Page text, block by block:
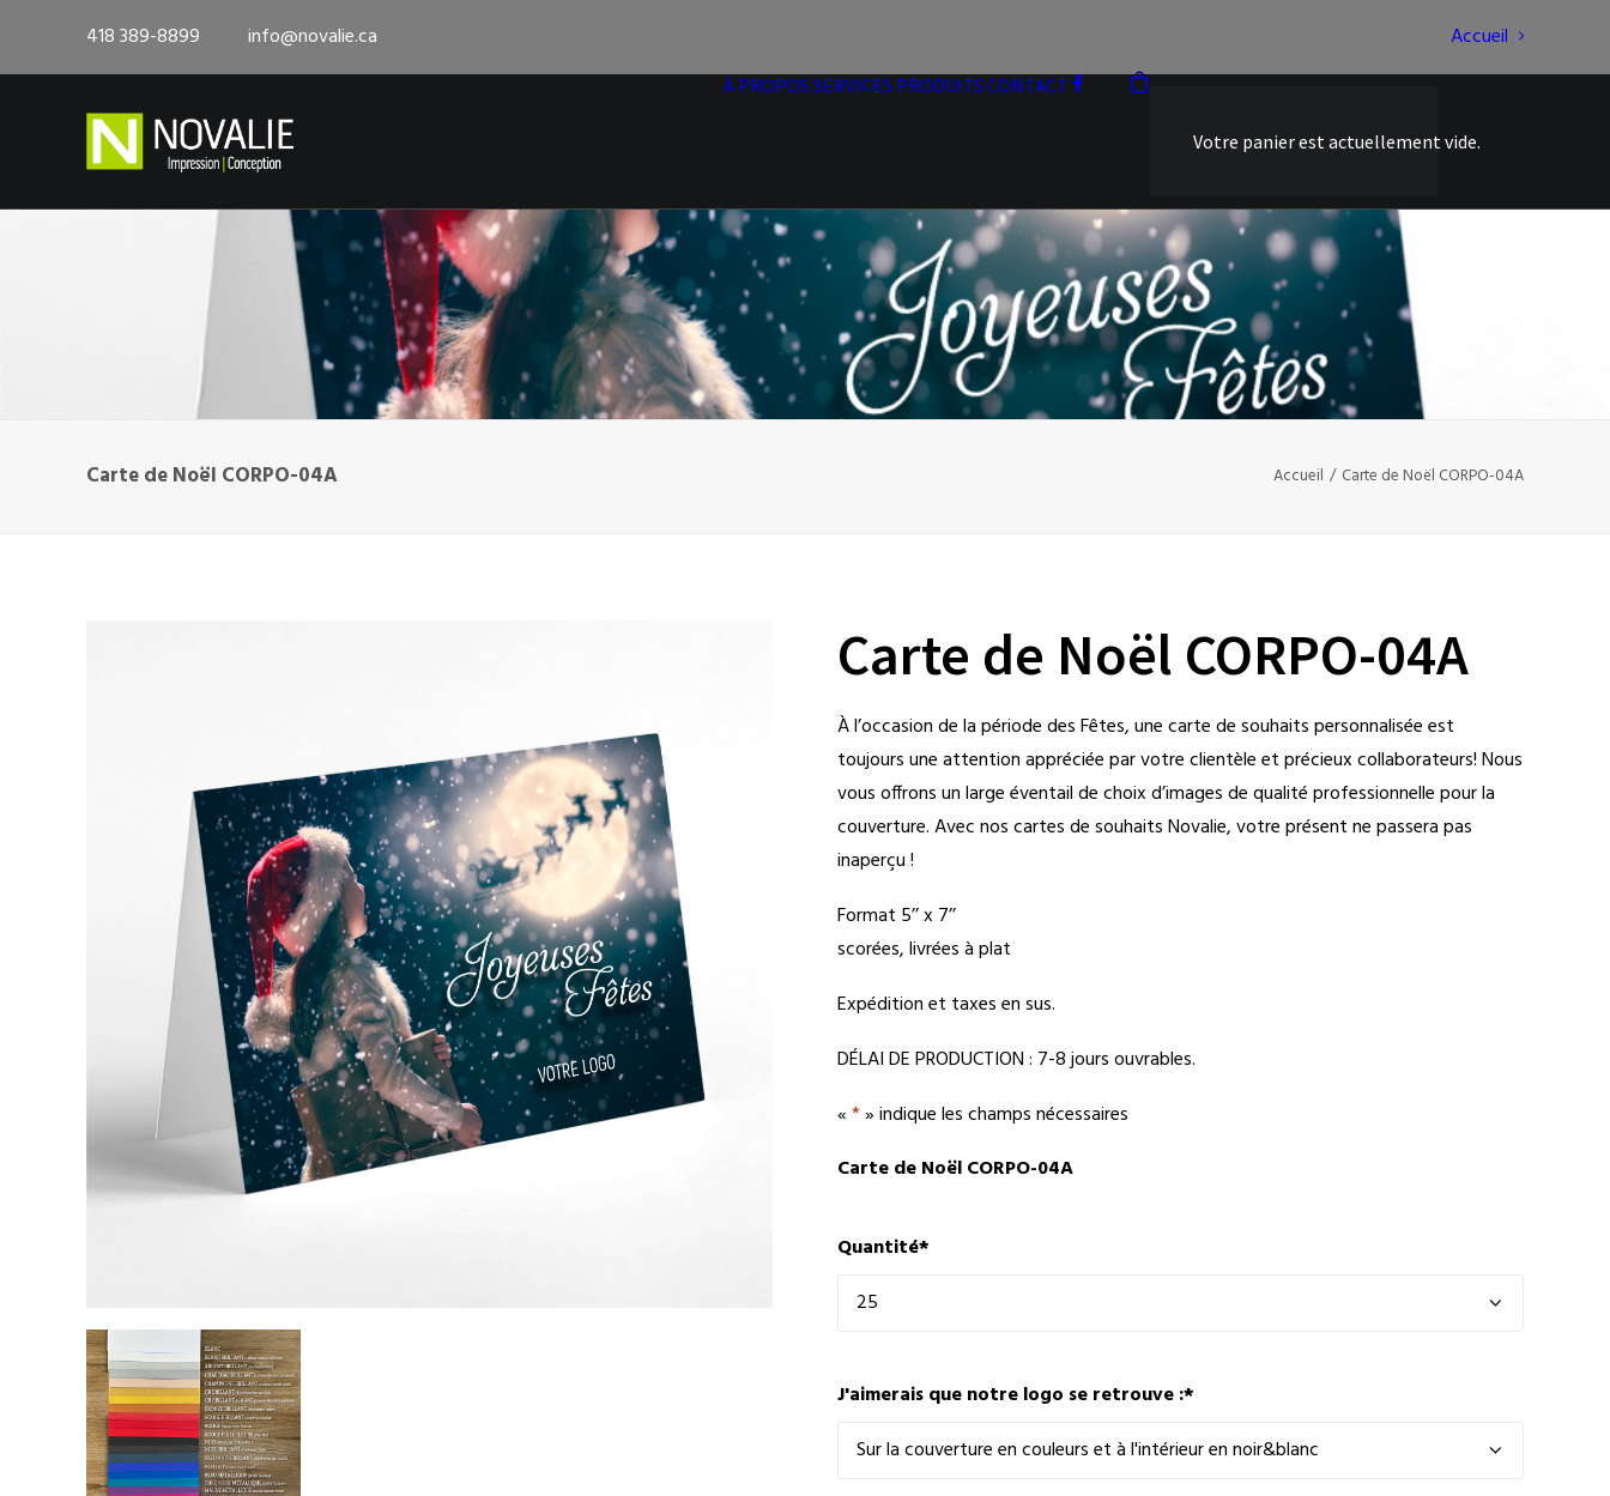
418 389-8899 info@novalie.ca Accueil
À PROPOS SERVICES PRODUITS CONTACT
Votre panier est actuellement vide.
Carte de Noël CORPO-04A Accueil Carte de Noël CORPO-04A
Carte de Noël CORPO-04A
À l’occasion de la période des Fêtes, une carte de souhaits personnalisée est
toujours une attention appréciée par votre clientèle et précieux collaborateurs! Nous
vous offrons un large éventail de choix d’images de qualité professionnelle pour la
couverture. Avec nos cartes de souhaits Novalie, votre présent ne passera pas
inaperçu !
Format 5’’ x 7’’
scorées, livrées à plat
Expédition et taxes en sus.
DÉLAI DE PRODUCTION : 7-8 jours ouvrables.
«*» indique les champs nécessaires
Carte de Noël CORPO-04A
Quantité*
J'aimerais que notre logo se retrouve :*